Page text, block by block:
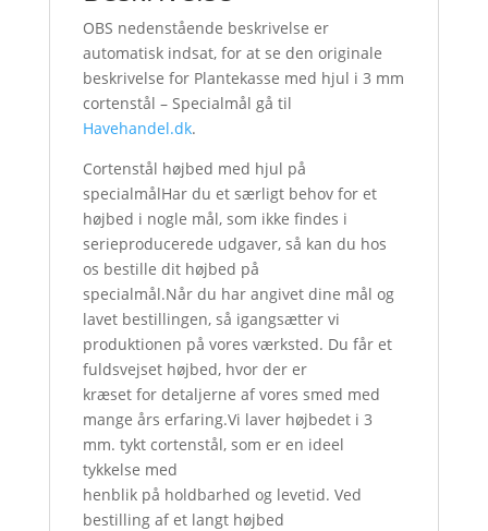
OBS nedenstående beskrivelse er
automatisk indsat, for at se den originale
beskrivelse for Plantekasse med hjul i 3 mm
cortenstål – Specialmål gå til
Havehandel.dk.
Cortenstål højbed med hjul på
specialmålHar du et særligt behov for et
højbed i nogle mål, som ikke findes i
serieproducerede udgaver, så kan du hos
os bestille dit højbed på
specialmål.Når du har angivet dine mål og
lavet bestillingen, så igangsætter vi
produktionen på vores værksted. Du får et
fuldsvejset højbed, hvor der er
kræset for detaljerne af vores smed med
mange års erfaring.Vi laver højbedet i 3
mm. tykt cortenstål, som er en ideel
tykkelse med
henblik på holdbarhed og levetid. Ved
bestilling af et langt højbed